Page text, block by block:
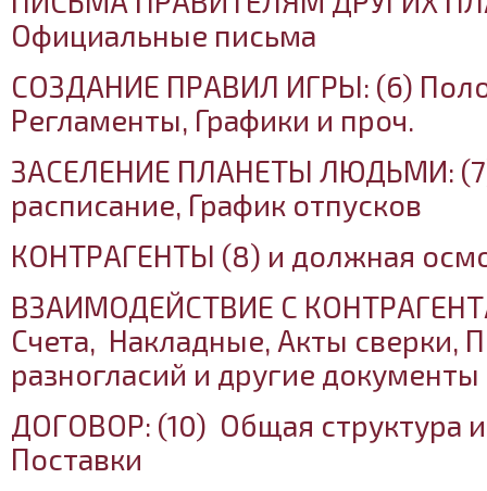
Официальные письма
СОЗДАНИЕ ПРАВИЛ ИГРЫ: (6)
Регламенты, Графики и проч.
ЗАСЕЛЕНИЕ ПЛАНЕТЫ ЛЮДЬМИ:
расписание, График отпусков
КОНТРАГЕНТЫ (8) и должная
ВЗАИМОДЕЙСТВИЕ С
Счета, Накладные, Акты сверки,
разногласий и другие документы
ДОГОВОР: (10) Общая структура
Поставки